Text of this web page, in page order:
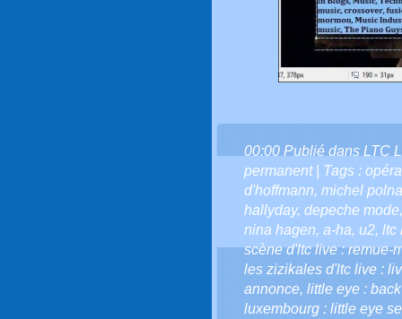
00:00 Publié dans LTC
permanent| Tags : opéra
d'hoffmann, michel
hallyday, depeche mode
nina hagen, a-ha, u2, ltc
scène d'ltc live : remue-
les zizikales d'ltc live :
annonce, little eye :
luxembourg : little eye